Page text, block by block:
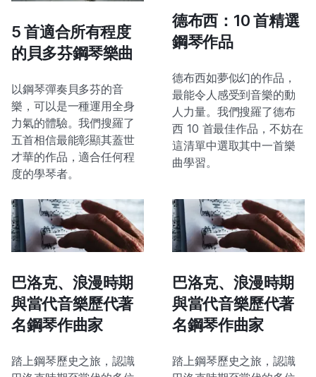
5 首適合所有程度
的貝多芬鋼琴樂曲
以鋼琴彈奏貝多芬的音
樂，可以是一種運用全身
力氣的體驗。我們搜羅了
五首相信最能彰顯其蓋世
才華的作品，適合任何程
度的學琴者。
德布西：10 首精選
鋼琴作品
德布西如夢似幻的作品，
最能令人感受到音樂的動
人力量。我們搜羅了德布
西 10 首最佳作品，不妨在
這清單中選取其中一首樂
曲學習。
巴洛克、浪漫時期
與當代音樂歷代著
名鋼琴作曲家
踏上鋼琴歷史之旅，認識
巴洛克、浪漫時期
與當代音樂歷代著
名鋼琴作曲家
踏上鋼琴歷史之旅，認識